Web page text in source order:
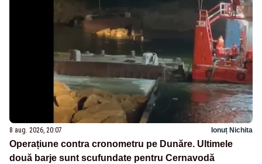
8 aug. 2026, 20:07 Ionuț Nichita
Operațiune contra cronometru pe Dunăre. Ultimele
două barje sunt scufundate pentru Cernavodă